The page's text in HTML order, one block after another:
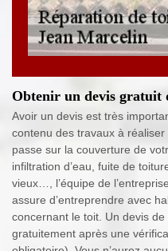
Obtenir un devis gratuit
Avoir un devis est très
contenu des travaux à réaliser
passe sur la couverture de
infiltration d’eau, fuite de
vieux…, l’équipe de
assure d’entreprendre avec
concernant le toit. Un devis
gratuitement après une